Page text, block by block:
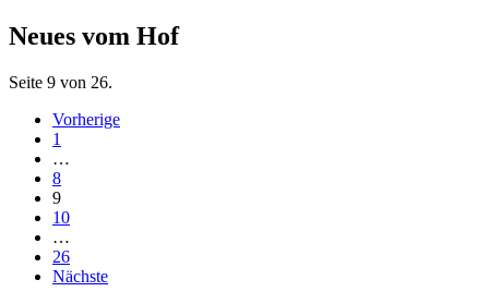
Neues vom Hof
Seite 9 von 26.
Vorherige
1
…
8
9
10
…
26
Nächste